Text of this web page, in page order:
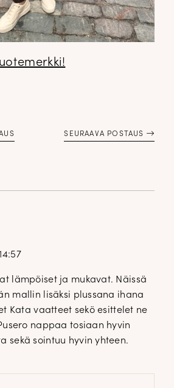
SEURAAVA POSTAUS
lämpöiset ja mukavat. Näissä
mallin lisäksi plussana ihana
Kata vaatteet sekö esittelet ne
nappaa tosiaan hyvin
sekä sointuu hyvin yhteen.